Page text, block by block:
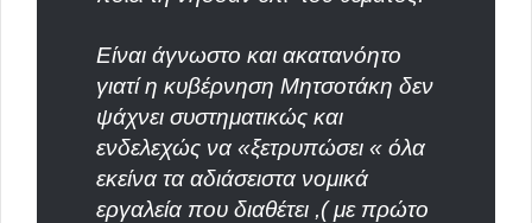
Είναι άγνωστο και ακατανόητο
γιατί η κυβέρνηση Μητσοτάκη δεν
ψάχνει συστηματικώς και
ενδελεχώς να «ξετρυπώσει « όλα
εκείνα τα αδιάσειστα νομικά
εργαλεία που διαθέτει ,( με πρώτο